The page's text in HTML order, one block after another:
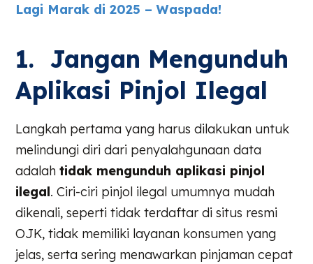
Lagi Marak di 2025 – Waspada!
1. Jangan Mengunduh
Aplikasi Pinjol Ilegal
Langkah pertama yang harus dilakukan untuk
melindungi diri dari penyalahgunaan data
adalahtidak mengunduh aplikasi pinjol
ilegal. Ciri-ciri pinjol ilegal umumnya mudah
dikenali, seperti tidak terdaftar di situs resmi
OJK, tidak memiliki layanan konsumen yang
jelas, serta sering menawarkan pinjaman cepat